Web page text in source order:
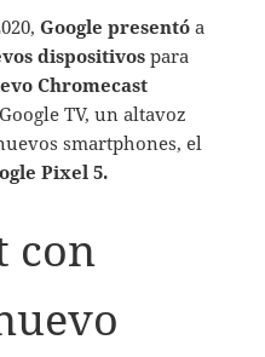
Google presentó a
dispositivos para
Chromecast
TV, un altavoz
smartphones, el
Pixel 5.
con